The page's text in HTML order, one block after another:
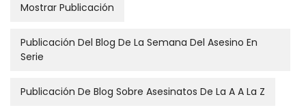
Mostrar Publicación
Publicación Del Blog De La Semana Del Asesino En
Serie
Publicación De Blog Sobre Asesinatos De La A A La Z